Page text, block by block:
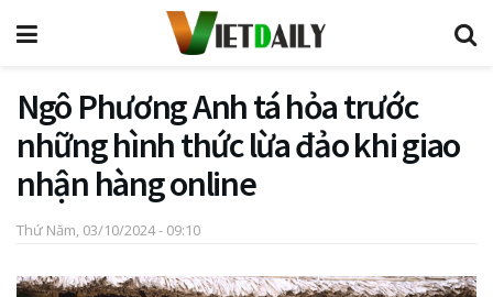
Ngô Phương Anh tá hỏa trước
những hình thức lừa đảo khi giao
nhận hàng online
Thứ Năm, 03/10/2024 - 09:10